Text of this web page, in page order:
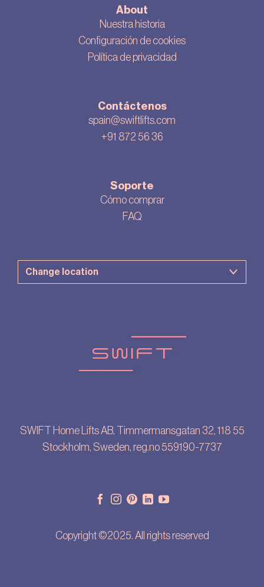
About
Nuestra historia
Configuración de cookies
Política de privacidad
Contáctenos
spain@swiftlifts.com
+91 872 56 36
Soporte
Cómo comprar
FAQ
SWIFT Home Lifts AB, Timmermansgatan 32, 118 55
Stockholm, Sweden, reg.no 559190-7737
Copyright ©2025. All rights reserved